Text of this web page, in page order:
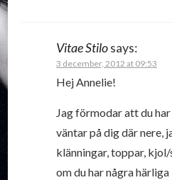
Vitae Stilosays:
3 december, 2012 at 09:53
Hej Annelie!
Jag förmodar att du
väntar på dig där nere,
klänningar, toppar, kjol/
om du har några